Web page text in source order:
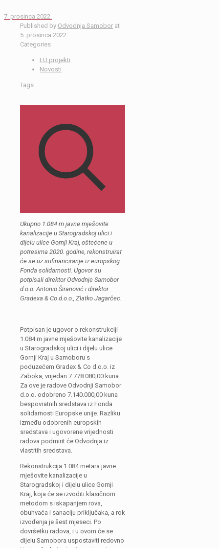
7. prosinca 2022.
Published by Odvodnja Samobor at
5. prosinca 2022.
Categories
EU projekti
Novosti
Tags
Ukupno 1.084 m javne mješovite
kanalizacije u Starogradskoj ulici i
dijelu ulice Gornji Kraj, oštećene u
potresima 2020. godine, rekonstruirat
će se uz sufinanciranje iz europskog
Fonda solidarnosti. Ugovor su
potpisali direktor Odvodnje Samobor
d.o.o. Antonio Širanović i direktor
Gradexa & Co d.o.o., Zlatko Jagarčec.
Potpisan je ugovor o rekonstrukciji
1.084 m javne mješovite kanalizacije
u Starogradskoj ulici i dijelu ulice
Gornji Kraj u Samoboru s
poduzećem Gradex & Co d.o.o. iz
Zaboka, vrijedan 7.778.080,00 kuna.
Za ove je radove Odvodnji Samobor
d.o.o. odobreno 7.140.000,00 kuna
bespovratnih sredstava iz Fonda
solidarnosti Europske unije. Razliku
između odobrenih europskih
sredstava i ugovorene vrijednosti
radova podmirit će Odvodnja iz
vlastitih sredstava.
Rekonstrukcija 1.084 metara javne
mješovite kanalizacije u
Starogradskoj i dijelu ulice Gornji
Kraj, koja će se izvoditi klasičnom
metodom s iskapanjem rova,
obuhvaća i sanaciju priključaka, a rok
izvođenja je šest mjeseci. Po
dovršetku radova, i u ovom će se
dijelu Samobora uspostaviti redovno